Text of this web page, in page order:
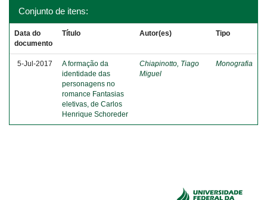
Conjunto de itens:
Data do
documento
Título Autor(es) Tipo
5-Jul-2017
A formação da
identidade das
personagens no
romance Fantasias
eletivas, de Carlos
Henrique Schoreder
Chiapinotto, Tiago
Miguel
Monografia